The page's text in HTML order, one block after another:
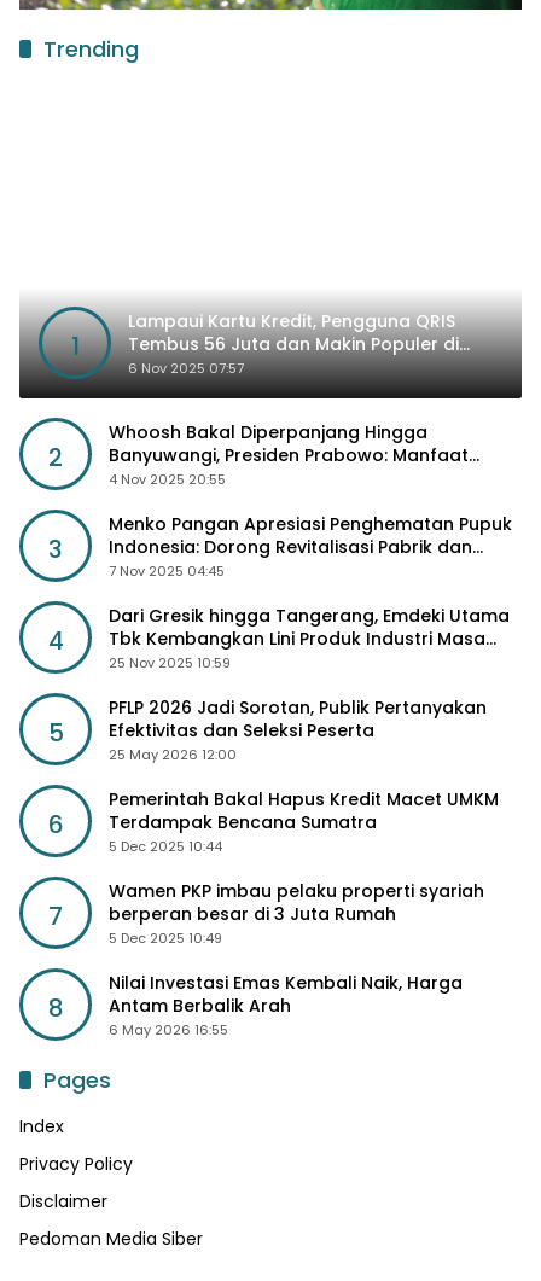
Trending
1
Lampaui Kartu Kredit, Pengguna QRIS
Tembus 56 Juta dan Makin Populer di
Kancah Global
6 Nov 2025 07:57
2
Whoosh Bakal Diperpanjang Hingga
Banyuwangi, Presiden Prabowo: Manfaat
Sosial Lebih Besar
4 Nov 2025 20:55
3
Menko Pangan Apresiasi Penghematan Pupuk
Indonesia: Dorong Revitalisasi Pabrik dan
Diskon Harga Pupuk
7 Nov 2025 04:45
4
Dari Gresik hingga Tangerang, Emdeki Utama
Tbk Kembangkan Lini Produk Industri Masa
Depan
25 Nov 2025 10:59
5
PFLP 2026 Jadi Sorotan, Publik Pertanyakan
Efektivitas dan Seleksi Peserta
25 May 2026 12:00
6
Pemerintah Bakal Hapus Kredit Macet UMKM
Terdampak Bencana Sumatra
5 Dec 2025 10:44
7
Wamen PKP imbau pelaku properti syariah
berperan besar di 3 Juta Rumah
5 Dec 2025 10:49
8
Nilai Investasi Emas Kembali Naik, Harga
Antam Berbalik Arah
6 May 2026 16:55
Pages
Index
Privacy Policy
Disclaimer
Pedoman Media Siber